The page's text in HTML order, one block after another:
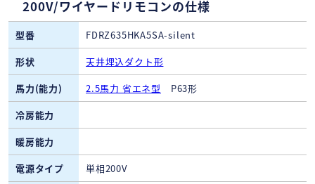
200V/ワイヤードリモコンの仕様
型番
FDRZ635HKA5SA-silent
形状
天井埋込ダクト形
馬力(能力)
2.5馬力 省エネ型
P63形
冷房能力
暖房能力
電源タイプ
単相200V